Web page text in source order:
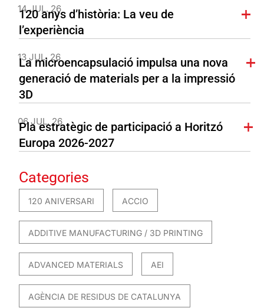
14 JUL. 26
120 anys d’història: La veu de
l’experiència
13 JUL. 26
La microencapsulació impulsa una nova
generació de materials per a la impressió
3D
06 JUL. 26
Pla estratègic de participació a Horitzó
Europa 2026-2027
Categories
120 ANIVERSARI ACCIO
ADDITIVE MANUFACTURING / 3D PRINTING
ADVANCED MATERIALS AEI
AGÈNCIA DE RESIDUS DE CATALUNYA